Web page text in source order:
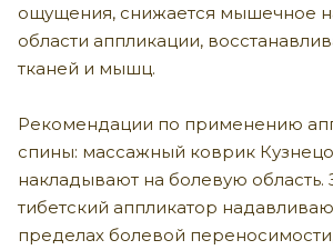
ощущения, снижается мышечное
области аппликации,
тканей и мышц.
Рекомендации по применению
спины: массажный коврик
накладывают на болевую область.
тибетский аппликатор
пределах болевой